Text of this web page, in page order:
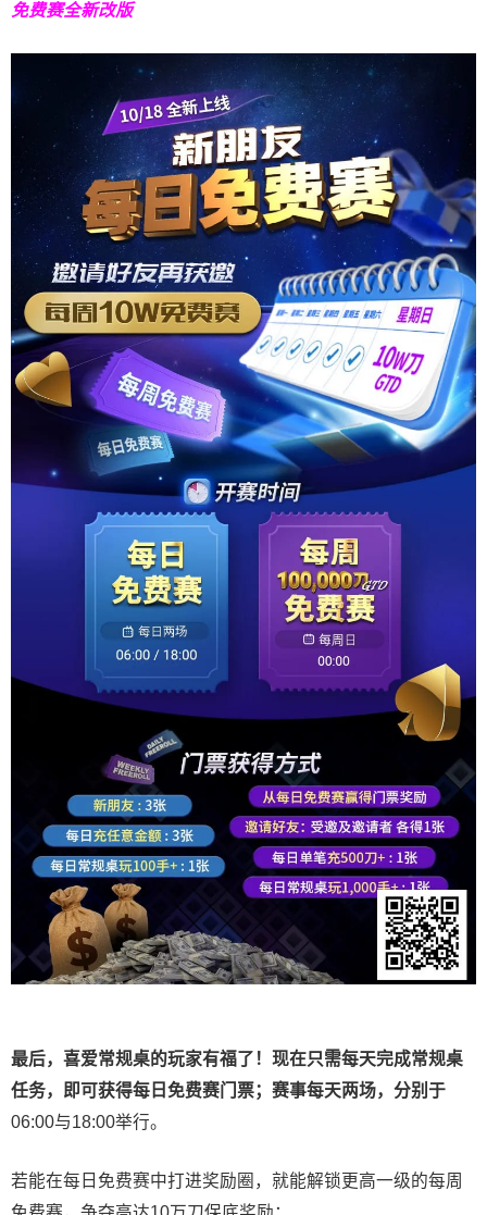
免费赛全新改版
最后，喜爱常规桌的玩家有福了！现在只需每天完成常规桌
任务，即可获得每日免费赛门票；赛事每天两场，分别于
06:00与18:00举行。
若能在每日免费赛中打进奖励圈，就能解锁更高一级的每周